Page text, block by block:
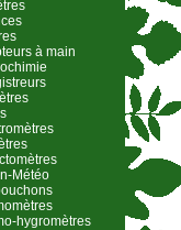
à main
Météo
hygromètres